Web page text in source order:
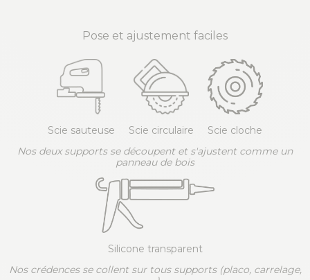
Pose et ajustement faciles
Scie sauteuse Scie circulaire
Scie cloche
Nos deux supports se découpent et s'ajustent comme un
panneau de bois
Silicone transparent
Nos crédences se collent sur tous supports (placo, carrelage,